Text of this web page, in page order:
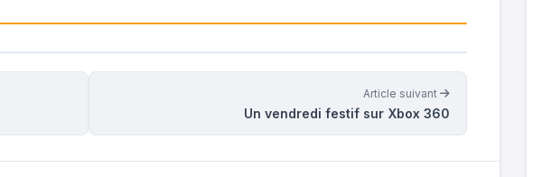
Article suivant
Un vendredi festif sur Xbox 360